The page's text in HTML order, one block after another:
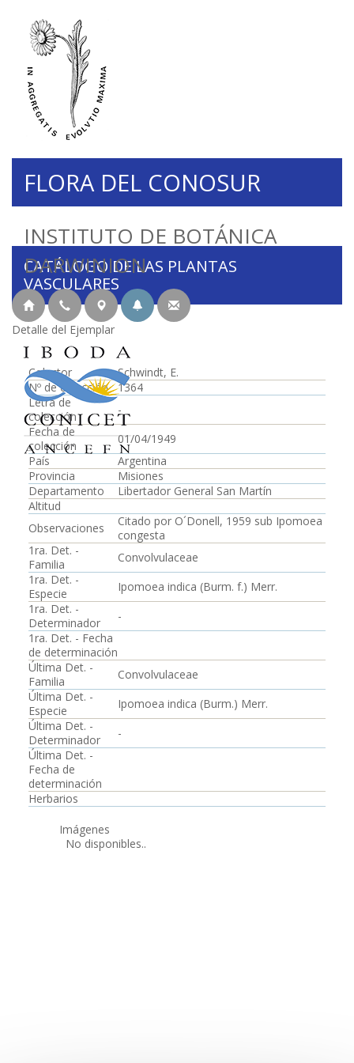
INSTITUTO DE BOTÁNICA
DARWINION
FLORA DEL CONOSUR
CATÁLOGO DE LAS PLANTAS
VASCULARES
Detalle del Ejemplar
Colector
Schwindt, E.
Nº de colección
1364
Letra de
colección
-
Fecha de
colección
01/04/1949
País
Argentina
Provincia
Misiones
Departamento
Libertador General San Martín
Altitud
Observaciones
Citado por O´Donell, 1959 sub Ipomoea
congesta
1ra. Det. -
Familia
Convolvulaceae
1ra. Det. -
Especie
Ipomoea indica (Burm. f.) Merr.
1ra. Det. -
Determinador
-
1ra. Det. - Fecha
de determinación
Última Det. -
Familia
Convolvulaceae
Última Det. -
Especie
Ipomoea indica (Burm.) Merr.
Última Det. -
Determinador
-
Última Det. -
Fecha de
determinación
Herbarios
Imágenes
No disponibles..